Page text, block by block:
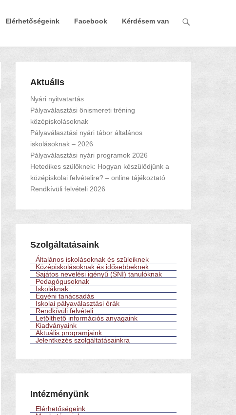
Elérhetőségeink Facebook Kérdésem van
Aktuális
Nyári nyitvatartás
Pályaválasztási önismereti tréning
középiskolásoknak
Pályaválasztási nyári tábor általános
iskolásoknak – 2026
Pályaválasztási nyári programok 2026
Hetedikes szülőknek: Hogyan készülődjünk a
középiskolai felvételire? – online tájékoztató
Rendkívüli felvételi 2026
Szolgáltatásaink
Általános iskolásoknak és szüleiknek
Középiskolásoknak és idősebbeknek
Sajátos nevelési igényű (SNI) tanulóknak
Pedagógusoknak
Iskoláknak
Egyéni tanácsadás
Iskolai pályaválasztási órák
Rendkívüli felvételi
Letölthető információs anyagaink
Kiadványaink
Aktuális programjaink
Jelentkezés szolgáltatásainkra
Intézményünk
Elérhetőségeink